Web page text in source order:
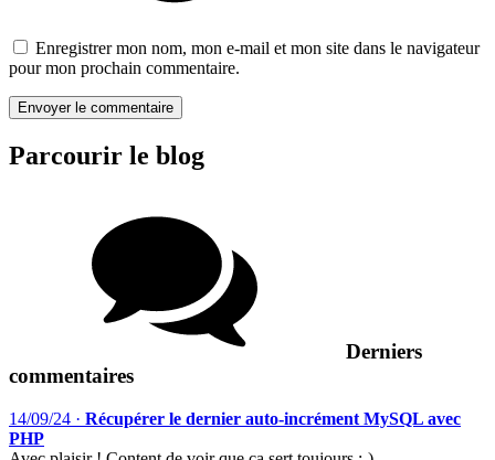
Enregistrer mon nom, mon e-mail et mon site dans le navigateur
pour mon prochain commentaire.
Parcourir le blog
Derniers
commentaires
14/09/24 · Récupérer le dernier auto-incrément MySQL avec
PHP